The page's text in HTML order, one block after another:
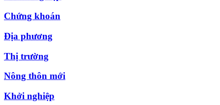
Chứng khoán
Địa phương
Thị trường
Nông thôn mới
Khởi nghiệp